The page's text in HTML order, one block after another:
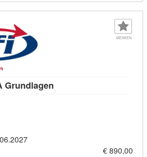
MERKEN
Grundlagen
€ 890,00